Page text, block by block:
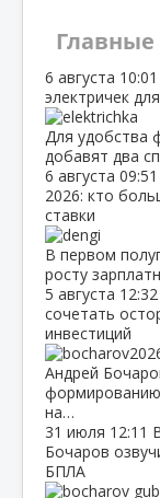
Главные
6 августа 10:01
электричек
Для удобства
добавят два
6 августа 09:51
2026: кто
ставки
В первом
росту
5 августа 12:32
сочетать
инвестиций
Андрей
на…
31 июля 12:11
Бочаров
БПЛА